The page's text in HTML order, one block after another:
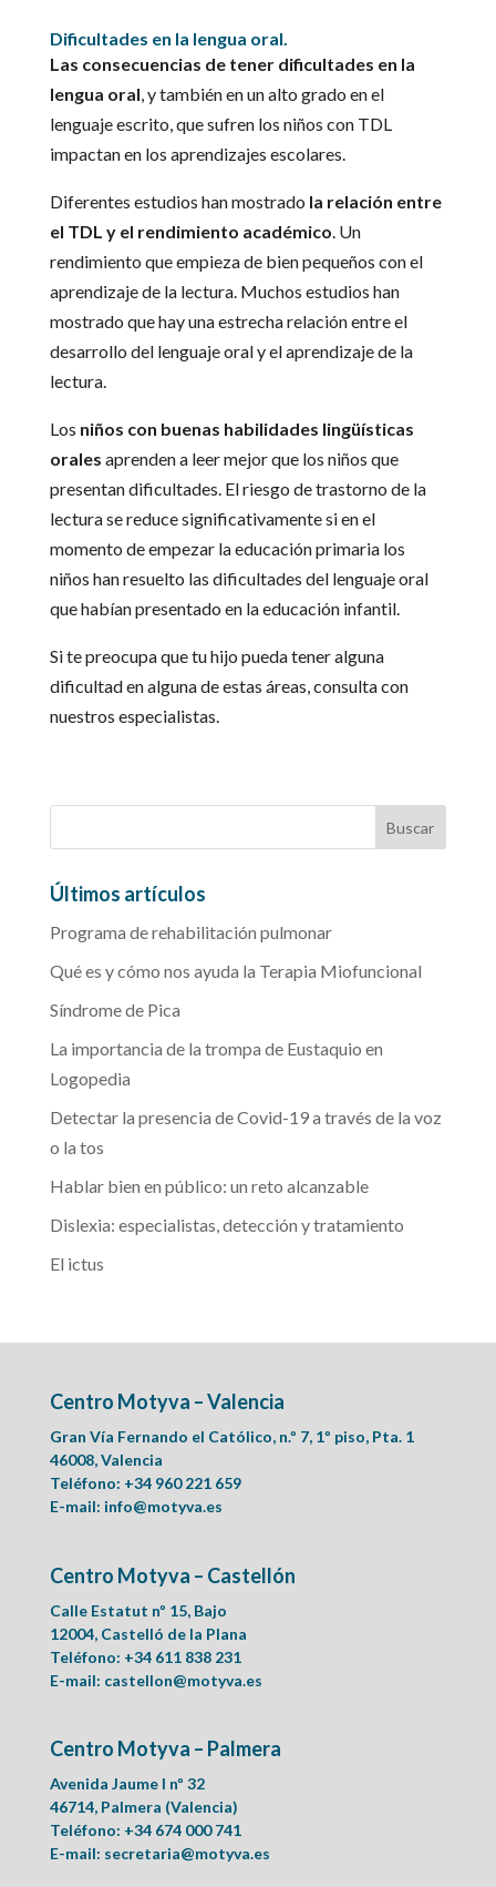
Dificultades en la lengua oral.
Las consecuencias de tener dificultades en la
lengua oral, y también en un alto grado en el
lenguaje escrito, que sufren los niños con TDL
impactan en los aprendizajes escolares.
Diferentes estudios han mostrado la relación entre
el TDL y el rendimiento académico. Un
rendimiento que empieza de bien pequeños con el
aprendizaje de la lectura. Muchos estudios han
mostrado que hay una estrecha relación entre el
desarrollo del lenguaje oral y el aprendizaje de la
lectura.
Los niños con buenas habilidades lingüísticas
orales aprenden a leer mejor que los niños que
presentan dificultades. El riesgo de trastorno de la
lectura se reduce significativamente si en el
momento de empezar la educación primaria los
niños han resuelto las dificultades del lenguaje oral
que habían presentado en la educación infantil.
Si te preocupa que tu hijo pueda tener alguna
dificultad en alguna de estas áreas, consulta con
nuestros especialistas.
Últimos artículos
Programa de rehabilitación pulmonar
Qué es y cómo nos ayuda la Terapia Miofuncional
Síndrome de Pica
La importancia de la trompa de Eustaquio en
Logopedia
Detectar la presencia de Covid-19 a través de la voz
o la tos
Hablar bien en público: un reto alcanzable
Dislexia: especialistas, detección y tratamiento
El ictus
Centro Motyva – Valencia
Gran Vía Fernando el Católico, n.º 7, 1º piso, Pta. 1
46008, Valencia
Teléfono: +34 960 221 659
E-mail: info@motyva.es
Centro Motyva – Castellón
Calle Estatut nº 15, Bajo
12004, Castelló de la Plana
Teléfono: +34 611 838 231
E-mail: castellon@motyva.es
Centro Motyva – Palmera
Avenida Jaume I nº 32
46714, Palmera (Valencia)
Teléfono: +34 674 000 741
E-mail: secretaria@motyva.es